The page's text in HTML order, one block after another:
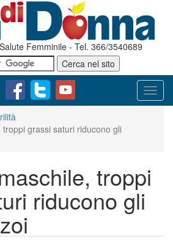
Femminile - Tel. 366/3540689
grassi saturi riducono gli
troppi
riducono gli